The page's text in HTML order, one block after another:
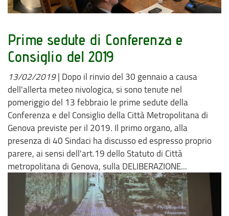
Prime sedute di Conferenza e
Consiglio del 2019
13/02/2019| Dopo il rinvio del 30 gennaio a causa
dell'allerta meteo nivologica, si sono tenute nel
pomeriggio del 13 febbraio le prime sedute della
Conferenza e del Consiglio della Città Metropolitana di
Genova previste per il 2019. Il primo organo, alla
presenza di 40 Sindaci ha discusso ed espresso proprio
parere, ai sensi dell'art.19 dello Statuto di Città
metropolitana di Genova, sulla DELIBERAZIONE...